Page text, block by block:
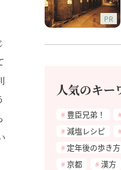
PR
人気のキー
豊臣兄弟！
減塩レシピ
定年後の歩き方
京都
漢方